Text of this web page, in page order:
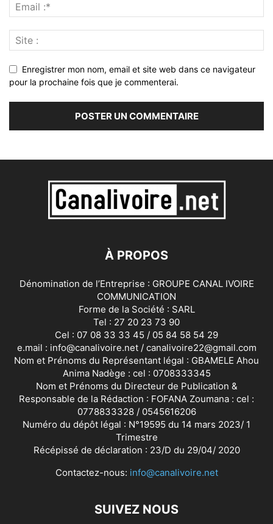
Enregistrer mon nom, email et site web dans ce navigateur
pour la prochaine fois que je commenterai.
À PROPOS
Dénomination de l’Entreprise : GROUPE CANAL IVOIRE
COMMUNICATION
Forme de la Société : SARL
Tel : 27 20 23 73 90
Cel : 07 08 33 33 45 / 05 84 58 54 29
e.mail : info@canalivoire.net / canalivoire22@gmail.com
Nom et Prénoms du Représentant légal : GBAMELE Ahou
Anima Nadège : cel : 0708333345
Nom et Prénoms du Directeur de Publication &
Responsable de la Rédaction : FOFANA Zoumana : cel :
0778833328 / 0545616206
Numéro du dépôt légal : N°19595 du 14 mars 2023/ 1
Trimestre
Récépissé de déclaration : 23/D du 29/04/ 2020
Contactez-nous: info@canalivoire.net
SUIVEZ NOUS